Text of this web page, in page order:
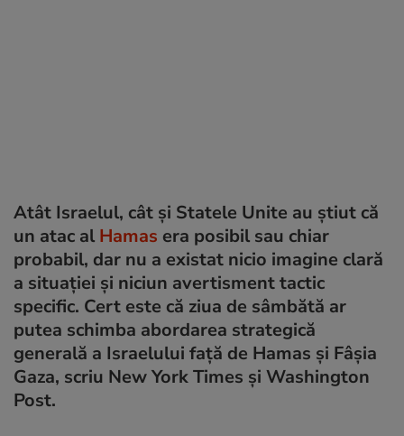
Atât Israelul, cât și Statele Unite au știut că
un atac al Hamas era posibil sau chiar
probabil, dar nu a existat nicio imagine clară
a situației și niciun avertisment tactic
specific. Cert este că ziua de sâmbătă ar
putea schimba abordarea strategică
generală a Israelului față de Hamas și Fâșia
Gaza, scriu New York Times și Washington
Post.